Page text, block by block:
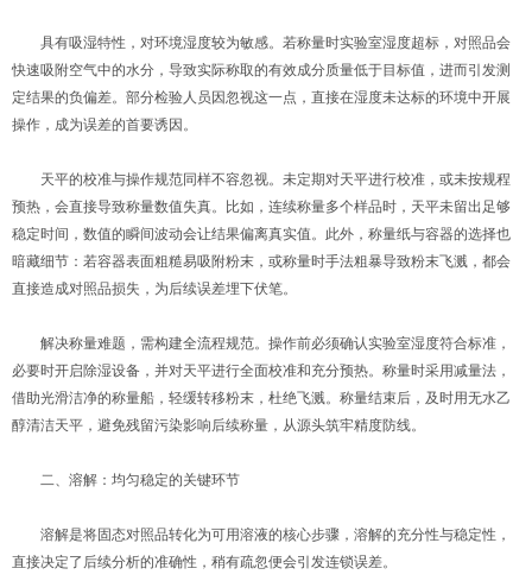
具有吸湿特性，对环境湿度较为敏感。若称量时实验室湿度超标，对照品会
快速吸附空气中的水分，导致实际称取的有效成分质量低于目标值，进而引发测
定结果的负偏差。部分检验人员因忽视这一点，直接在湿度未达标的环境中开展
操作，成为误差的首要诱因。
天平的校准与操作规范同样不容忽视。未定期对天平进行校准，或未按规程
预热，会直接导致称量数值失真。比如，连续称量多个样品时，天平未留出足够
稳定时间，数值的瞬间波动会让结果偏离真实值。此外，称量纸与容器的选择也
暗藏细节：若容器表面粗糙易吸附粉末，或称量时手法粗暴导致粉末飞溅，都会
直接造成对照品损失，为后续误差埋下伏笔。
解决称量难题，需构建全流程规范。操作前必须确认实验室湿度符合标准，
必要时开启除湿设备，并对天平进行全面校准和充分预热。称量时采用减量法，
借助光滑洁净的称量船，轻缓转移粉末，杜绝飞溅。称量结束后，及时用无水乙
醇清洁天平，避免残留污染影响后续称量，从源头筑牢精度防线。
二、溶解：均匀稳定的关键环节
溶解是将固态对照品转化为可用溶液的核心步骤，溶解的充分性与稳定性，
直接决定了后续分析的准确性，稍有疏忽便会引发连锁误差。